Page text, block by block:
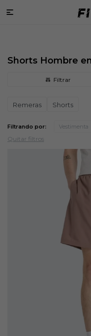

Shorts Hombre
Remeras Shorts
Filtrando por: Vestimenta
Quitar filtros